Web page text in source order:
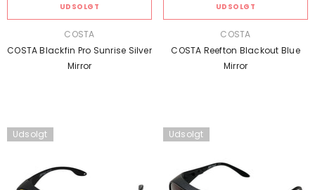
UDSOLGT
COSTA
COSTA Blackfin Pro Sunrise Silver
Mirror
UDSOLGT
COSTA
COSTA Reefton Blackout Blue
Mirror
Udsolgt Udsolgt